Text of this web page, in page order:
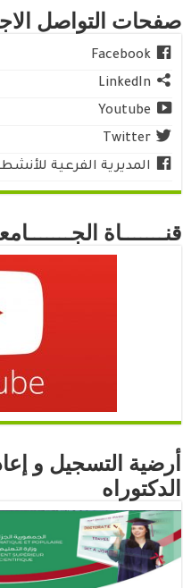
صفحات التواصل
Facebook
LinkedIn
Youtube
Twitter
المديرية الفرعية
قنـــــــاة
أرضية التسجيل و
الدكتوراه